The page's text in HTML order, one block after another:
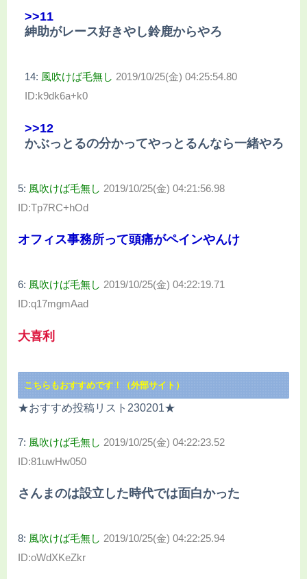
>>11
紳助がレース好きやし鈴鹿からやろ
14: 風吹けば毛無し 2019/10/25(金) 04:25:54.80
ID:k9dk6a+k0
>>12
かぶっとるの分かってやっとるんなら一緒やろ
5: 風吹けば毛無し 2019/10/25(金) 04:21:56.98
ID:Tp7RC+hOd
オフィス事務所って頭痛がペインやんけ
6: 風吹けば毛無し 2019/10/25(金) 04:22:19.71
ID:q17mgmAad
大喜利
こちらもおすすめです！（外部サイト）
★おすすめ投稿リスト230201★
7: 風吹けば毛無し 2019/10/25(金) 04:22:23.52
ID:81uwHw050
さんまのは設立した時代では面白かった
8: 風吹けば毛無し 2019/10/25(金) 04:22:25.94
ID:oWdXKeZkr